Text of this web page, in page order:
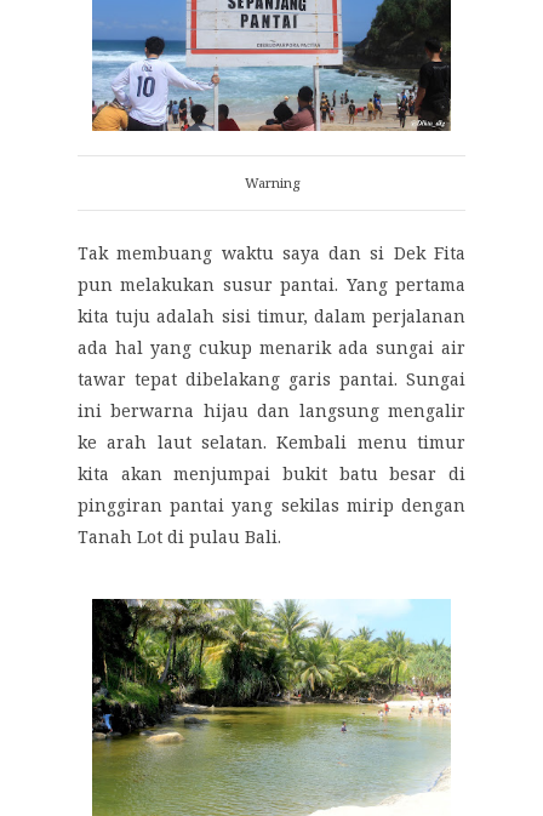
Warning
Tak membuang waktu saya dan si Dek Fita
pun melakukan susur pantai. Yang pertama
kita tuju adalah sisi timur, dalam perjalanan
ada hal yang cukup menarik ada sungai air
tawar tepat dibelakang garis pantai. Sungai
ini berwarna hijau dan langsung mengalir
ke arah laut selatan. Kembali menu timur
kita akan menjumpai bukit batu besar di
pinggiran pantai yang sekilas mirip dengan
Tanah Lot di pulau Bali.